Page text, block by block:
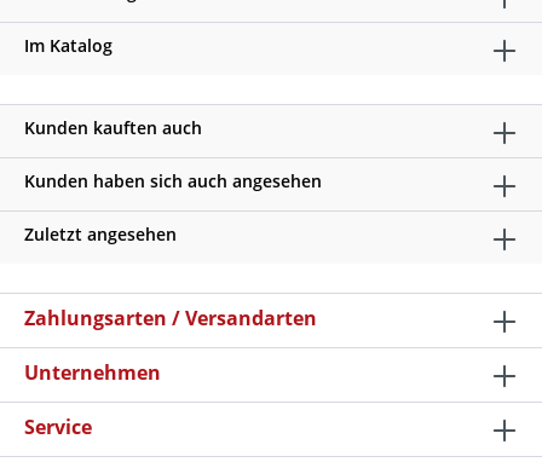
Im Katalog
Kunden kauften auch
Kunden haben sich auch angesehen
Zuletzt angesehen
Zahlungsarten / Versandarten
Unternehmen
Service